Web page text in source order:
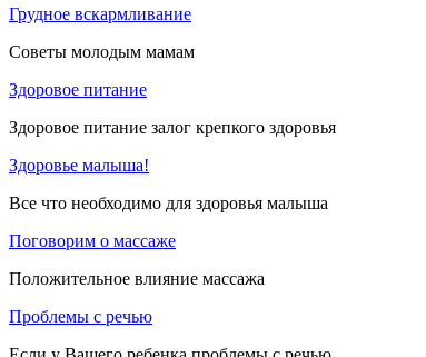
Грудное вскармливание
Советы молодым мамам
Здоровое питание
Здоровое питание залог крепкого здоровья
Здоровье малыша!
Все что необходимо для здоровья малыша
Поговорим о массаже
Положительное влияние массажа
Проблемы с речью